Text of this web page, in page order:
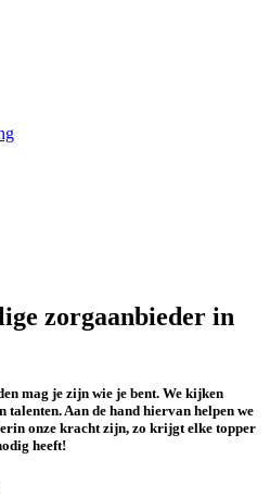
zorgaanbieder in
mag je zijn wie je bent. We kijken
talenten. Aan de hand hiervan helpen we
onze kracht zijn, zo krijgt elke topper
heeft!